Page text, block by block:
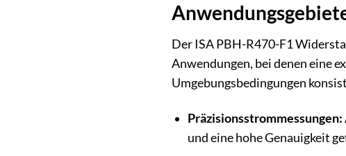
Der ISA PBH-R470-F1
Anwendungen, bei denen eine
Umgebungsbedingungen
Präzisionsstrommessungen:
und eine hohe Genauigkeit